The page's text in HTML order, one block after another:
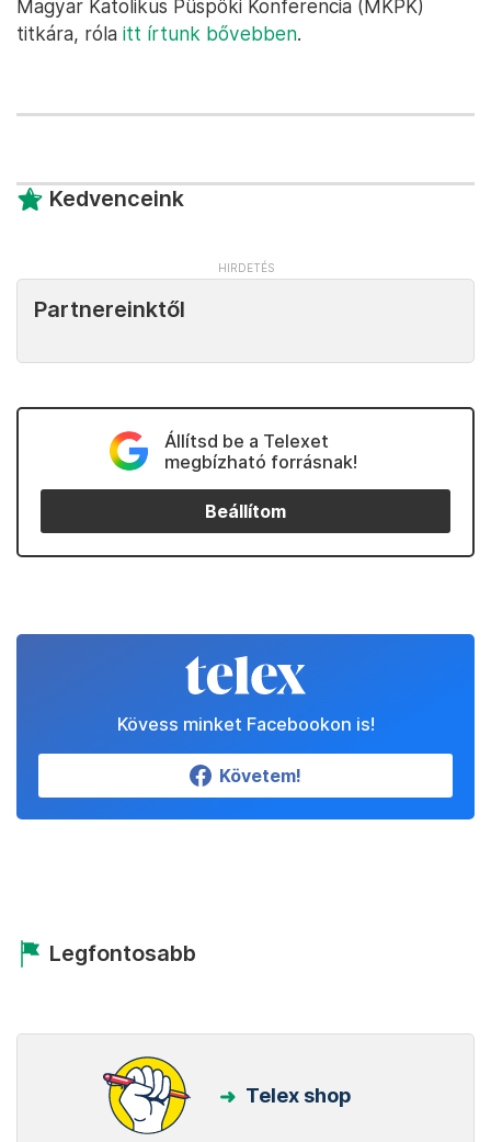
Magyar Katolikus Püspöki Konferencia (MKPK)
titkára, róla itt írtunk bővebben.
Kedvenceink
Partnereinktől
Állítsd be a Telexet
megbízható forrásnak!
Beállítom
Kövess minket Facebookon is!
Követem!
Legfontosabb
Telex shop